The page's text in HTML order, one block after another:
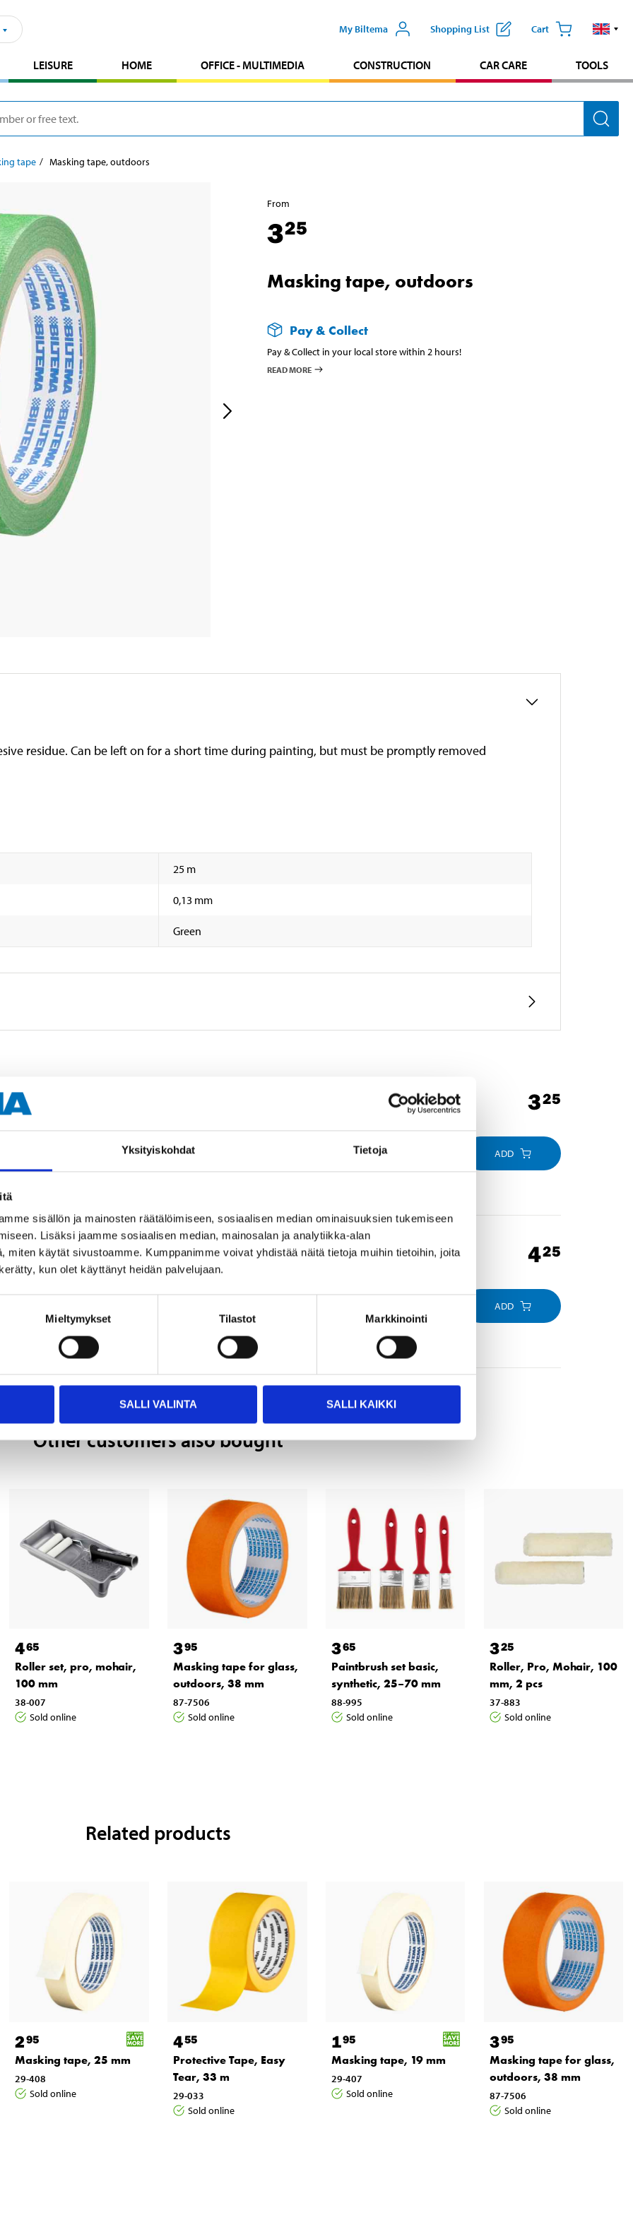
Yksityiskohdat Tietoja
sisällön ja mainosten räätälöimiseen, sosiaalisen median ominaisuuksien tukemiseen
Lisäksi jaamme sosiaalisen median, mainosalan ja analytiikka-alan
miten käytät sivustoamme. Kumppanimme voivat yhdistää näitä tietoja muihin tietoihin, joita
kun olet käyttänyt heidän palvelujaan.
Mieltymykset Tilastot Markkinointi
SALLI VALINTA SALLI KAIKKI
My Biltema Shopping List Cart
LEISURE HOME OFFICE - MULTIMEDIA CONSTRUCTION CAR CARE TOOLS
tape Masking tape, outdoors
From
325
Masking tape, outdoors
Pay & Collect
Pay & Collect in your local store within 2 hours!
READ MORE
residue. Can be left on for a short time during painting, but must be promptly removed
25 m
0,13 mm
Green
19 mm 325
ADD
38 mm 425
ADD
Other customers also bought
465
Roller set, pro, mohair,
100 mm
38-007
Sold online
395
Masking tape for glass,
outdoors, 38 mm
87-7506
Sold online
365
Paintbrush set basic,
synthetic, 25–70 mm
88-995
Sold online
325
Roller, Pro, Mohair, 100
mm, 2 pcs
37-883
Sold online
Related products
295
Masking tape, 25 mm
29-408
Sold online
455
Protective Tape, Easy
Tear, 33 m
29-033
Sold online
195
Masking tape, 19 mm
29-407
Sold online
395
Masking tape for glass,
outdoors, 38 mm
87-7506
Sold online